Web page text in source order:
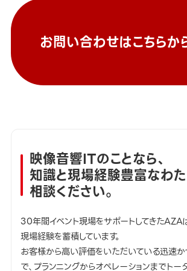
お問い合わせはこちらか
映像音響ITのことなら、
知識と現場経験豊富なわ
相談ください。
30年間イベント現場をサポートしてきたAZA
現場経験を蓄積しています。
お客様から高い評価をいただいている迅速
で、プランニングからオペレーションまでト